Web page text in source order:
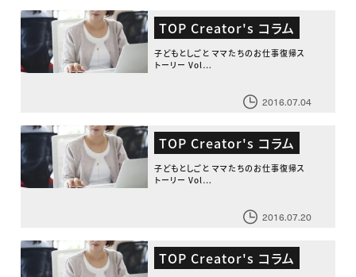
TOP Creator's コラム
子どもとしごと ママたちのお仕事復帰ス
トーリー Vol…
2016.07.04
TOP Creator's コラム
子どもとしごと ママたちのお仕事復帰ス
トーリー Vol…
2016.07.20
TOP Creator's コラム